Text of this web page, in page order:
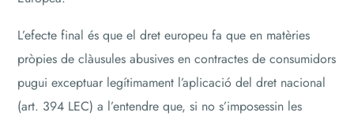
L’efecte final és que el dret europeu fa que en matèries
pròpies de clàusules abusives en contractes de consumidors
pugui exceptuar legítimament l’aplicació del dret nacional
(art. 394 LEC) a l’entendre que, si no s’imposessin les